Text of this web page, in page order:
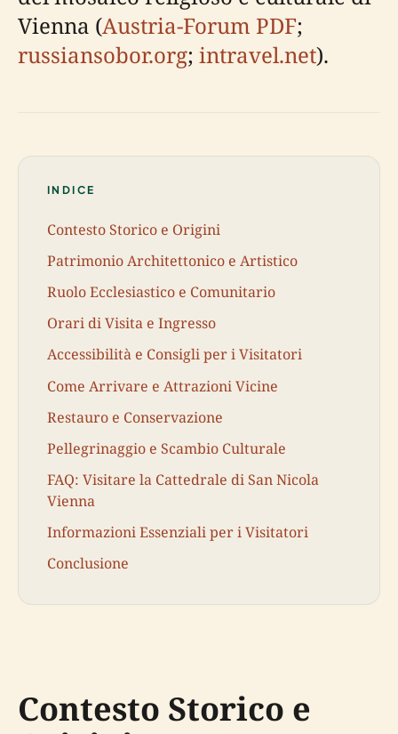
Vienna (Austria-Forum PDF;
russiansobor.org; intravel.net).
INDICE
Contesto Storico e Origini
Patrimonio Architettonico e Artistico
Ruolo Ecclesiastico e Comunitario
Orari di Visita e Ingresso
Accessibilità e Consigli per i Visitatori
Come Arrivare e Attrazioni Vicine
Restauro e Conservazione
Pellegrinaggio e Scambio Culturale
FAQ: Visitare la Cattedrale di San Nicola
Vienna
Informazioni Essenziali per i Visitatori
Conclusione
Contesto Storico e